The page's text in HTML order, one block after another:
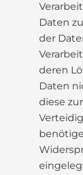
Daten
der
deren
Daten
diese